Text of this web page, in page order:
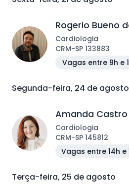
Rogerio Bueno
Cardiologia
CRM-SP 133883
Vagas entre 9h e
Segunda-feira, 24 de agosto
Amanda
Cardiologia
CRM-SP 145812
Vagas entre 14h e
Terça-feira, 25 de agosto